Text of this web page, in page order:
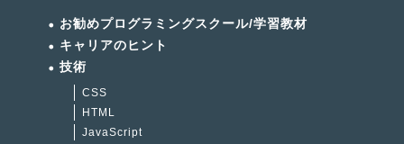
お勧めプログラミングスクール/学習教材
キャリアのヒント
技術
CSS
HTML
JavaScript